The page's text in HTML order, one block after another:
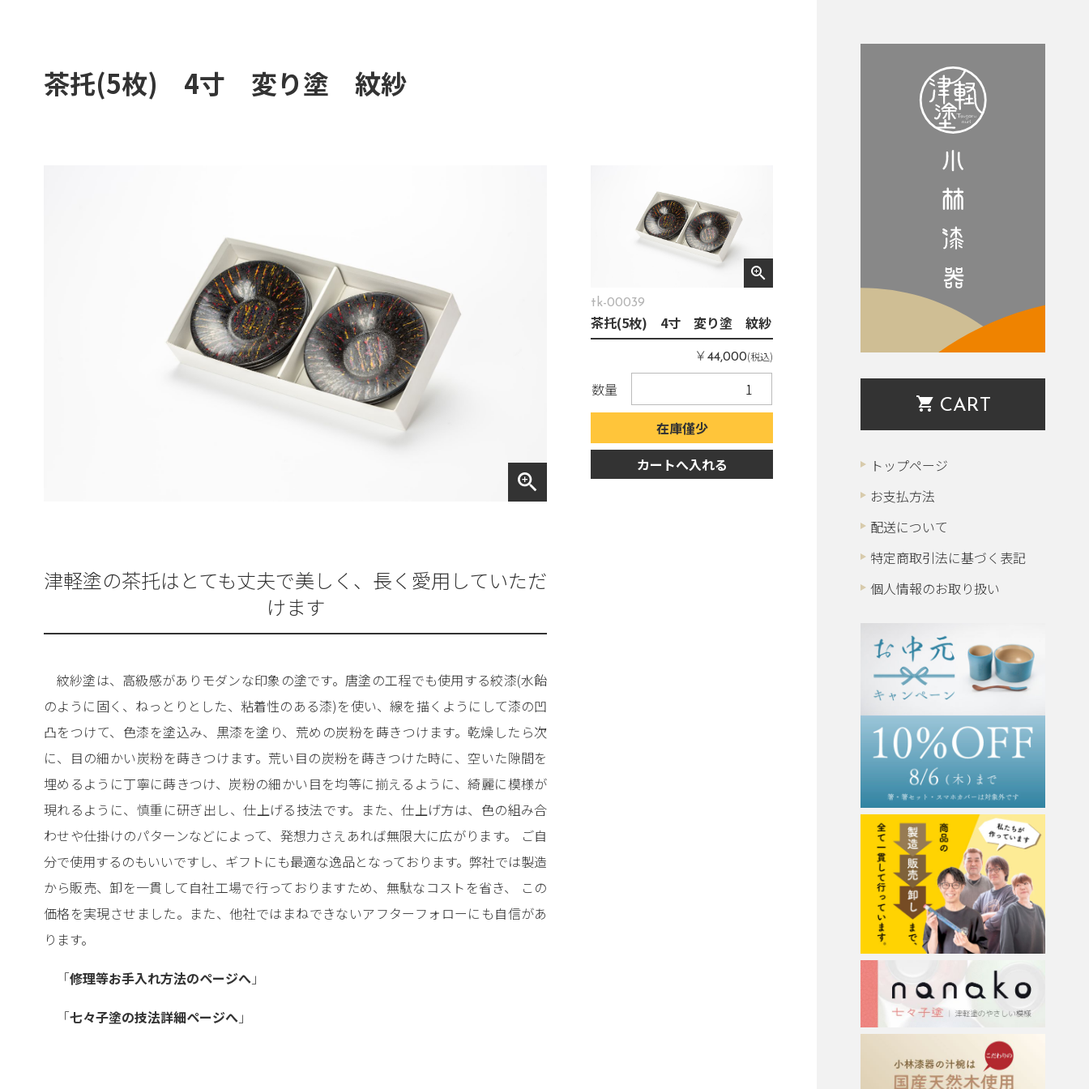
shopping_cart CART
トップページ
お支払方法
配送について
特定商取引法に基づく表記
個人情報のお取り扱い
茶托(5枚) 4寸 変り塗 紋紗
zoom_in
津軽塗の茶托はとても丈夫で美しく、長く愛用していただ
けます
紋紗塗は、高級感がありモダンな印象の塗です。唐塗の工程でも使用する絞漆(水飴
のように固く、ねっとりとした、粘着性のある漆)を使い、線を描くようにして漆の凹
凸をつけて、色漆を塗込み、黒漆を塗り、荒めの炭粉を蒔きつけます。乾燥したら次
に、目の細かい炭粉を蒔きつけます。荒い目の炭粉を蒔きつけた時に、空いた隙間を
埋めるように丁寧に蒔きつけ、炭粉の細かい目を均等に揃えるように、綺麗に模様が
現れるように、慎重に研ぎ出し、仕上げる技法です。また、仕上げ方は、色の組み合
わせや仕掛けのパターンなどによって、発想力さえあれば無限大に広がります。 ご自
分で使用するのもいいですし、ギフトにも最適な逸品となっております。弊社では製造
から販売、卸を一貫して自社工場で行っておりますため、無駄なコストを省き、 この
価格を実現させました。また、他社ではまねできないアフターフォローにも自信があ
ります。
「修理等お手入れ方法のページへ」
「七々子塗の技法詳細ページへ」
zoom_in
tk-00039
茶托(5枚) 4寸 変り塗 紋紗
￥44,000(税込)
数量
在庫僅少
カートへ入れる